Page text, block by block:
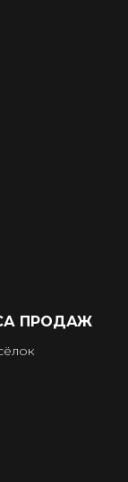
ПРОДАЖ